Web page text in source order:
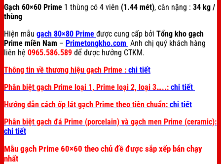
Gạch 60×60 Prime 1 thùng có 4 viên (1.44 mét), cân nặng : 34 kg /
thùng
Hiện mẫu gạch 80×80 Prime được cung cấp bởi Tổng kho gạch
Prime miền Nam – Primetongkho.com Anh chị quý khách hàng
liên hệ 0965.586.589 để được hưởng CTKM.
Thông tin về thương hiệu gạch Prime : chi tiết
Phân biệt gạch Prime loại 1, Prime loại 2, loại 3…..: chi tiết
Hướng dẫn cách ốp lát gạch Prime theo tiên chuẩn: chi tiết
Phân biệt gạch đá Prime (porcelain) và gạch men Prime (ceramic):
chi tiết
Mẫu gạch Prime 60×60 theo chủ đề được sắp xếp bán chạy
nhất